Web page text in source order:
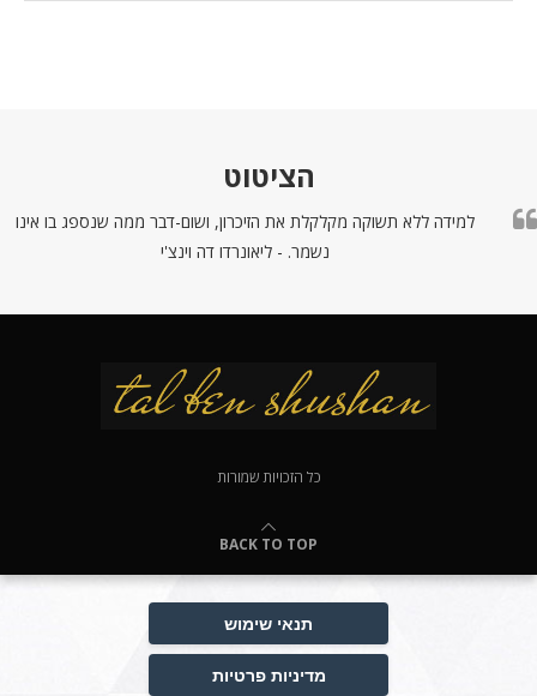
הציטוט
למידה ללא תשוקה מקלקלת את הזיכרון, ושום-דבר ממה שנספג בו אינו
נשמר. - ליאונרדו דה וינצ'י
כל הזכויות שמורות
BACK TO TOP
תנאי שימוש
מדיניות פרטיות